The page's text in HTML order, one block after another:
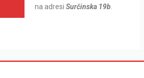
na adresi Surčinska 19b